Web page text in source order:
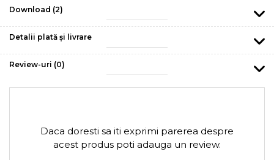
Download (2)
Detalii plată și livrare
Review-uri (0)
Daca doresti sa iti exprimi parerea despre
acest produs poti adauga un review.